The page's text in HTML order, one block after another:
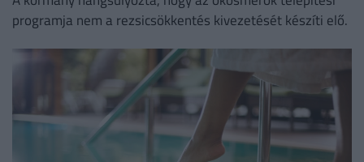
programja nem a rezsicsökkentés kivezetését készíti elő.